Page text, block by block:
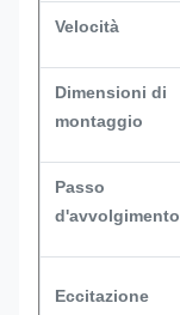
Velocità
Dimensioni di
montaggio
Passo
d'avvolgimento
Eccitazione